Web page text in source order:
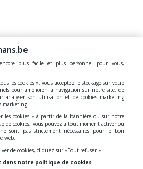
229
plus facile et plus personnel pour vous,
les cookies », vous acceptez le stockage sur votre
pour améliorer la navigation sur notre site, de
analyser son utilisation et de cookies marketing
marketing.
les cookies » à partir de la bannière ou sur notre
de cookies, vous pouvez à tout moment activer ou
sont pas strictement nécessaires pour le bon
web.
de cookies, cliquez sur «Tout refuser ».
dans notre politique de cookies